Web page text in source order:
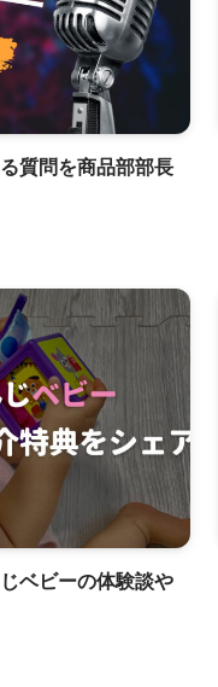
質問を商品部部長
ベビーの体験談や